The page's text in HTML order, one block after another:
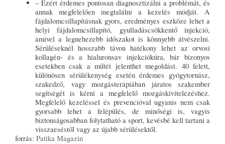
– Ezért érdemes pontosan diagnosztizálni a problémát, és
annak megfelelően megtalálni a kezelés módját. A
fájdalomcsillapításnak gyors, eredményes eszköze lehet a
helyi fájdalomcsillapító, gyulladáscsökkentő injekció,
amivel a legnehezebb időszakot is könnyebb átvészelni.
Sérüléseknél hosszabb távon hatékony lehet az orvosi
kollagén- és a hialuronsav injekciókúra, bár bizonyos
esetekben csak a műtét jelenthet megoldást. 40 felett,
különösen sérülékenység esetén érdemes gyógytornász,
szakedző, vagy mozgásterápiában járatos szakember
segítségét is kérni a megfelelő mozgáskivitelezéshez.
Megfelelő kezeléssel és prevencióval ugyanis nem csak
gyorsabb lehet a felépülés, de minőségi is, vagyis
biztonságosabban folytatható a sport, kevésbé kell tartani a
visszaeséstől vagy az újabb sérülésektől.
forrás: Patika Magazin